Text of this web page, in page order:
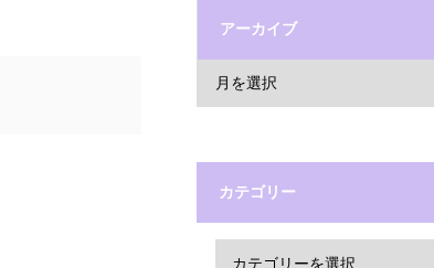
アーカイブ
カテゴリー